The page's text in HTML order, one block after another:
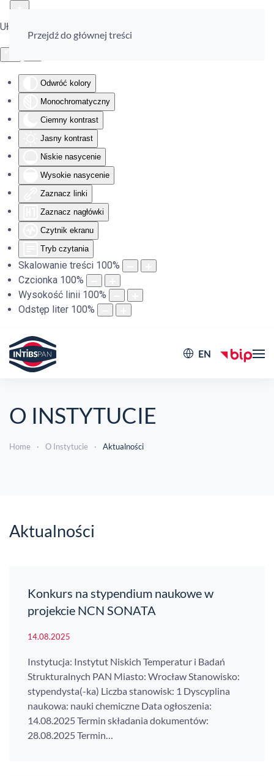
Ułatwienia dostępu
Odwróć kolory
Monochromatyczny
Ciemny kontrast
Jasny kontrast
Niskie nasycenie
Wysokie nasycenie
Zaznacz linki
Zaznacz nagłówki
Czytnik ekranu
Tryb czytania
Skalowanie treści 100%
Czcionka 100%
Wysokość linii 100%
Odstęp liter 100%
Przejdź do głównej treści
EN
O INSTYTUCIE
Home O Instytucie Aktualności
Aktualności
Konkurs na stypendium naukowe w
projekcie NCN SONATA
14.08.2025
Instytucja: Instytut Niskich Temperatur i Badań
Strukturalnych PAN Miasto: Wrocław Stanowisko:
stypendysta(-ka) Liczba stanowisk: 1 Dyscyplina
naukowa: nauki chemiczne Data ogłoszenia:
14.08.2025 Termin składania dokumentów:
28.08.2025 Termin…